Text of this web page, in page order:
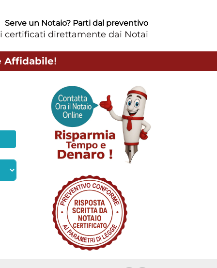
Serve un Notaio? Parti dal preventivo
certificati direttamente dai Notai
Affidabile!